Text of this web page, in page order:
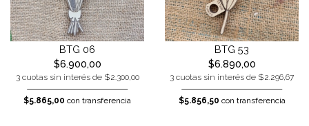
BTG 06
$6.900,00
3 cuotas sin interés de $2.300,00
$5.865,00 con transferencia
BTG 53
$6.890,00
3 cuotas sin interés de $2.296,67
$5.856,50 con transferencia